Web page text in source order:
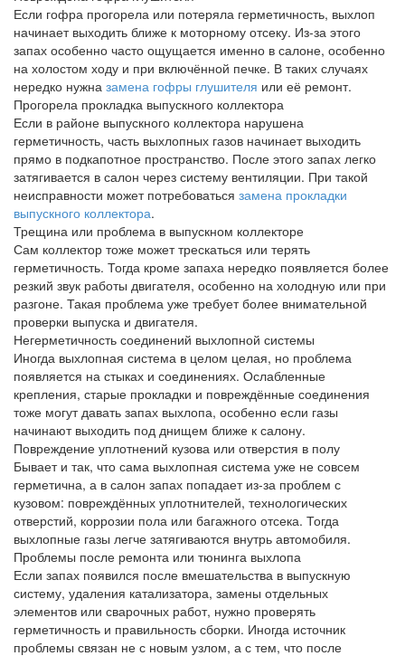
Если гофра прогорела или потеряла герметичность, выхлоп
начинает выходить ближе к моторному отсеку. Из-за этого
запах особенно часто ощущается именно в салоне, особенно
на холостом ходу и при включённой печке. В таких случаях
нередко нужна замена гофры глушителя или её ремонт.
Прогорела прокладка выпускного коллектора
Если в районе выпускного коллектора нарушена
герметичность, часть выхлопных газов начинает выходить
прямо в подкапотное пространство. После этого запах легко
затягивается в салон через систему вентиляции. При такой
неисправности может потребоваться замена прокладки
выпускного коллектора.
Трещина или проблема в выпускном коллекторе
Сам коллектор тоже может трескаться или терять
герметичность. Тогда кроме запаха нередко появляется более
резкий звук работы двигателя, особенно на холодную или при
разгоне. Такая проблема уже требует более внимательной
проверки выпуска и двигателя.
Негерметичность соединений выхлопной системы
Иногда выхлопная система в целом целая, но проблема
появляется на стыках и соединениях. Ослабленные
крепления, старые прокладки и повреждённые соединения
тоже могут давать запах выхлопа, особенно если газы
начинают выходить под днищем ближе к салону.
Повреждение уплотнений кузова или отверстия в полу
Бывает и так, что сама выхлопная система уже не совсем
герметична, а в салон запах попадает из-за проблем с
кузовом: повреждённых уплотнителей, технологических
отверстий, коррозии пола или багажного отсека. Тогда
выхлопные газы легче затягиваются внутрь автомобиля.
Проблемы после ремонта или тюнинга выхлопа
Если запах появился после вмешательства в выпускную
систему, удаления катализатора, замены отдельных
элементов или сварочных работ, нужно проверять
герметичность и правильность сборки. Иногда источник
проблемы связан не с новым узлом, а с тем, что после